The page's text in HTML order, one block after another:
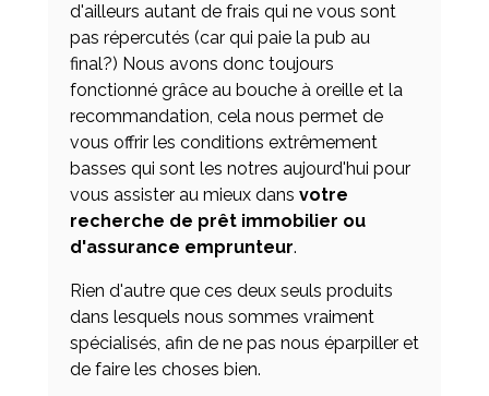
d'ailleurs autant de frais qui ne vous sont
pas répercutés (car qui paie la pub au
final?) Nous avons donc toujours
fonctionné grâce au bouche à oreille et la
recommandation, cela nous permet de
vous offrir les conditions extrêmement
basses qui sont les notres aujourd'hui pour
vous assister au mieux dans votre
recherche de prêt immobilier ou
d'assurance emprunteur.
Rien d'autre que ces deux seuls produits
dans lesquels nous sommes vraiment
spécialisés, afin de ne pas nous éparpiller et
de faire les choses bien.